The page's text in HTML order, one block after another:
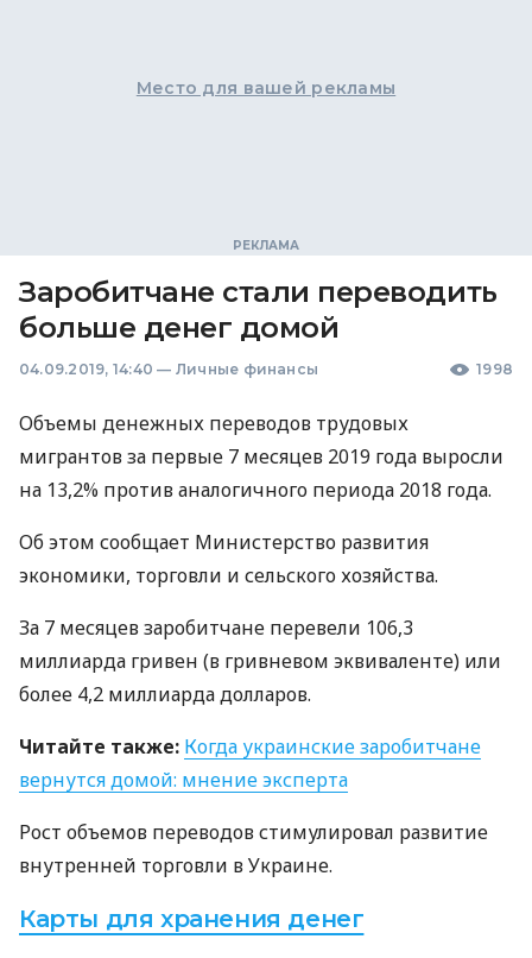
Место для вашей рекламы
Заробитчане стали переводить
больше денег домой
04.09.2019, 14:40 — Личные финансы 1998
Объемы денежных переводов трудовых
мигрантов за первые 7 месяцев 2019 года выросли
на 13,2% против аналогичного периода 2018 года.
Об этом сообщает Министерство развития
экономики, торговли и сельского хозяйства.
За 7 месяцев заробитчане перевели 106,3
миллиарда гривен (в гривневом эквиваленте) или
более 4,2 миллиарда долларов.
Читайте также: Когда украинские заробитчане
вернутся домой: мнение эксперта
Рост объемов переводов стимулировал развитие
внутренней торговли в Украине.
Карты для хранения денег